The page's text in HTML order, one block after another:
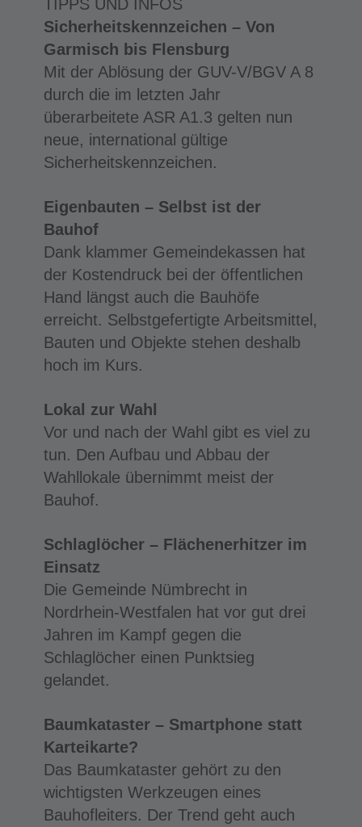
TIPPS UND INFOS
Sicherheitskennzeichen – Von
Garmisch bis Flensburg
Mit der Ablösung der GUV-V/BGV A 8
durch die im letzten Jahr
überarbeitete ASR A1.3 gelten nun
neue, international gültige
Sicherheitskennzeichen.
Eigenbauten – Selbst ist der
Bauhof
Dank klammer Gemeindekassen hat
der Kostendruck bei der öffentlichen
Hand längst auch die Bauhöfe
erreicht. Selbstgefertigte Arbeitsmittel,
Bauten und Objekte stehen deshalb
hoch im Kurs.
Lokal zur Wahl
Vor und nach der Wahl gibt es viel zu
tun. Den Aufbau und Abbau der
Wahllokale übernimmt meist der
Bauhof.
Schlaglöcher – Flächenerhitzer im
Einsatz
Die Gemeinde Nümbrecht in
Nordrhein-Westfalen hat vor gut drei
Jahren im Kampf gegen die
Schlaglöcher einen Punktsieg
gelandet.
Baumkataster – Smartphone statt
Karteikarte?
Das Baumkataster gehört zu den
wichtigsten Werkzeugen eines
Bauhofleiters. Der Trend geht auch